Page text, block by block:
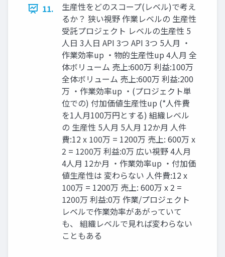
11.
生産性をどのスコープ(レベル)で考え
るか？ 狭い視野 作業レベルの 生産性
受託プロジェクト レベルの生産性 5
人日 3人日 API 3つ API 3つ 5人月 ・
作業効率up ・物的生産性up 4人月 全
体ボリューム 売上:600万 利益:100万
全体ボリューム 売上:600万 利益:200
万 ・作業効率up ・(プロジェクト単
位での) 付加価値生産性up (*人件費
を1人月100万円とする) 組織レベル
の 生産性 5人月 5人月 12か月 人件
費:12 x 100万 = 1200万 売上: 600万 x
2 = 1200万 利益:0万 広い視野 4人月
4人月 12か月 ・作業効率up ・付加価
値生産性は 変わらない 人件費:12 x
100万 = 1200万 売上: 600万 x 2 =
1200万 利益:0万 作業/プロジェクト
レベルで作業効率があがっていて
も、 組織レベルで見れば変わらない
こともある